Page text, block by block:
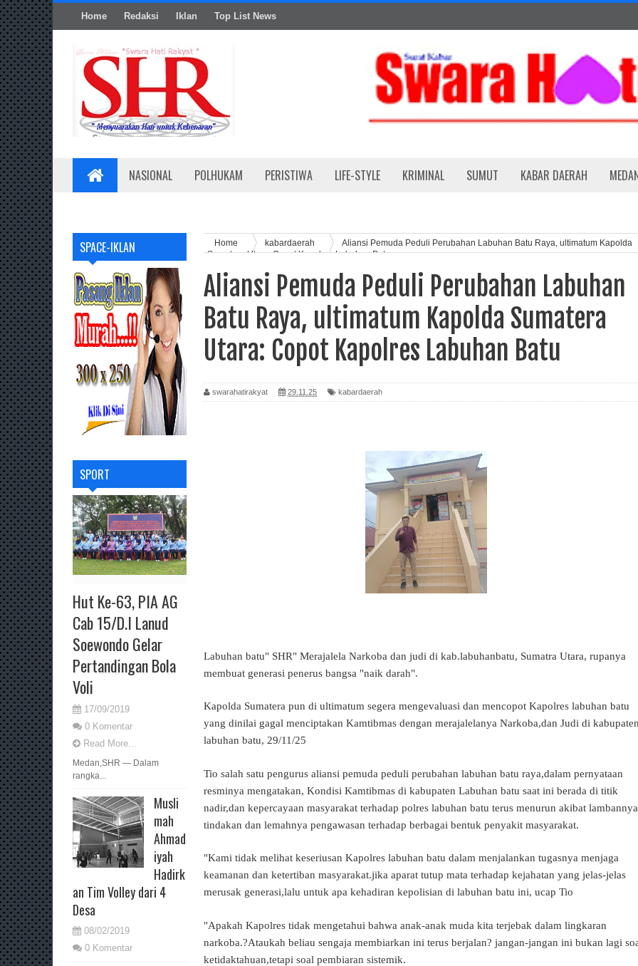
Home Redaksi Iklan Top List News
NASIONAL POLHUKAM PERISTIWA LIFE-STYLE KRIMINAL SUMUT KABAR DAERAH
SPACE-IKLAN
SPORT
Hut Ke-63, PIA AG
Cab 15/D.I Lanud
Soewondo Gelar
Pertandingan Bola
Voli
17/09/2019
0 Komentar
Read More...
Medan,SHR — Dalam
rangka...
Musli
mah
Ahmad
iyah
Hadirk
an Tim Volley dari 4
Desa
08/02/2019
0 Komentar
Home kabardaerah
Aliansi Pemuda Peduli Perubahan Labuhan Batu Raya, ultimatum Kapolda
Sumatera Utara: Copot Kapolres Labuhan Batu
Aliansi Pemuda Peduli Perubahan Labuhan
Batu Raya, ultimatum Kapolda Sumatera
Utara: Copot Kapolres Labuhan Batu
swarahatirakyat 29.11.25 kabardaerah
Labuhan batu" SHR" Merajalela Narkoba dan judi di kab.labuhanbatu, Sumatra Utara, rupanya
membuat generasi penerus bangsa "naik darah".
Kapolda Sumatera pun di ultimatum segera mengevaluasi dan mencopot Kapolres labuhan batu
yang dinilai gagal menciptakan Kamtibmas dengan merajalelanya Narkoba,dan Judi di
labuhan batu, 29/11/25
Tio salah satu pengurus aliansi pemuda peduli perubahan labuhan batu raya,dalam pernyataan
resminya mengatakan, Kondisi Kamtibmas di kabupaten Labuhan batu saat ini berada di titik
nadir,dan kepercayaan masyarakat terhadap polres labuhan batu terus menurun akibat lambannya
tindakan dan lemahnya pengawasan terhadap berbagai bentuk penyakit masyarakat.
"Kami tidak melihat keseriusan Kapolres labuhan batu dalam menjalankan tugasnya menjaga
keamanan dan ketertiban masyarakat.jika aparat tutup mata terhadap kejahatan yang jelas-jelas
merusak generasi,lalu untuk apa kehadiran kepolisian di labuhan batu ini, ucap Tio
"Apakah Kapolres tidak mengetahui bahwa anak-anak muda kita terjebak dalam lingkaran
narkoba.?Ataukah beliau sengaja membiarkan ini terus berjalan? jangan-jangan ini bukan lagi
ketidaktahuan,tetapi soal pembiaran sistemik.